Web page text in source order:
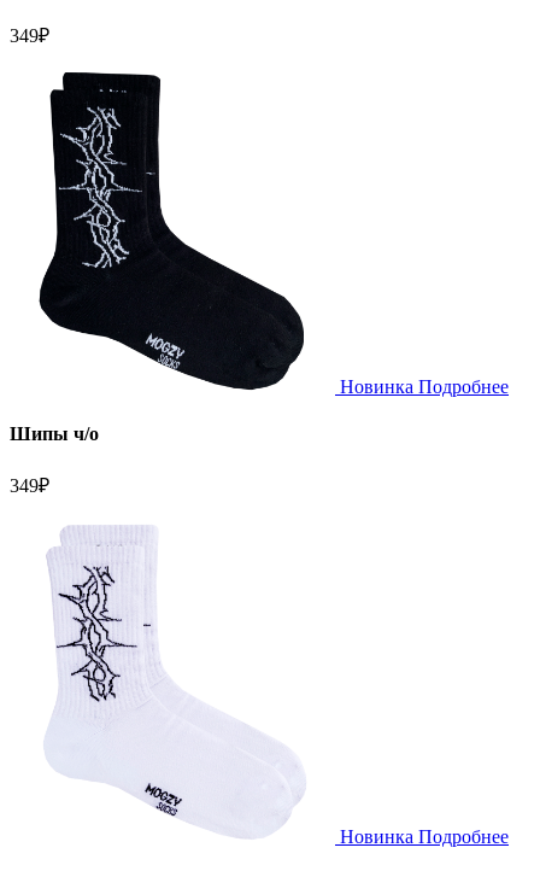
349₽
Новинка Подробнее
Шипы ч/о
349₽
Новинка Подробнее